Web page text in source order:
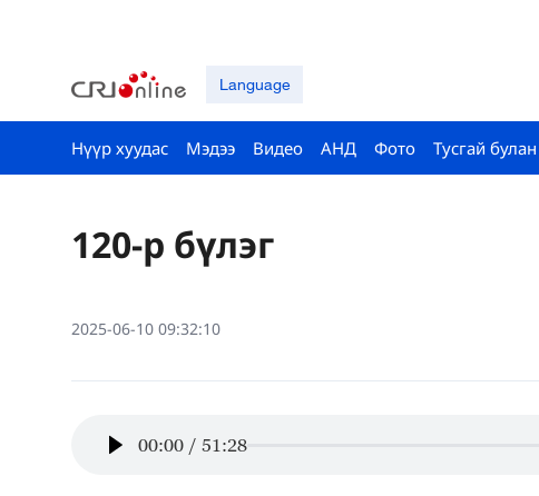
Language
Нүүр хуудас Мэдээ Видео АНД Фото Тусгай булан
120-р бүлэг
2025-06-10 09:32:10
00:00 / 51:28